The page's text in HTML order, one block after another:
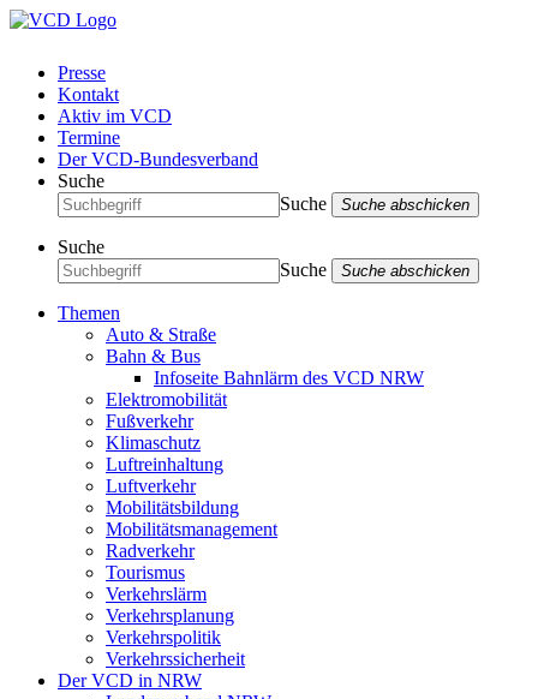
Presse
Kontakt
Aktiv im VCD
Termine
Der VCD-Bundesverband
Suche
Suche
Suche abschicken
Suche
Suche
Suche abschicken
Themen
Auto & Straße
Bahn & Bus
Infoseite Bahnlärm des VCD NRW
Elektromobilität
Fußverkehr
Klimaschutz
Luftreinhaltung
Luftverkehr
Mobilitätsbildung
Mobilitätsmanagement
Radverkehr
Tourismus
Verkehrslärm
Verkehrsplanung
Verkehrspolitik
Verkehrssicherheit
Der VCD in NRW